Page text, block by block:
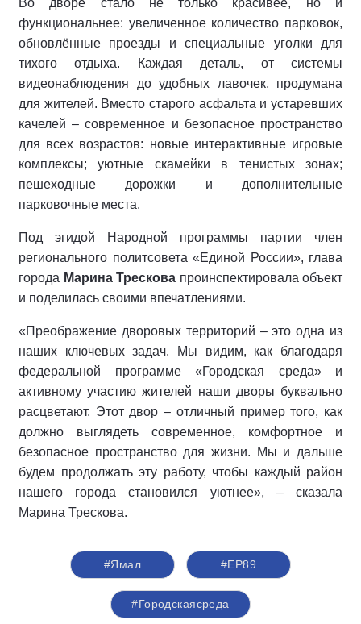
Во дворе стало не только красивее, но и
функциональнее: увеличенное количество парковок,
обновлённые проезды и специальные уголки для
тихого отдыха. Каждая деталь, от системы
видеонаблюдения до удобных лавочек, продумана
для жителей. Вместо старого асфальта и устаревших
качелей – современное и безопасное пространство
для всех возрастов: новые интерактивные игровые
комплексы; уютные скамейки в тенистых зонах;
пешеходные дорожки и дополнительные
парковочные места.
Под эгидой Народной программы партии член
регионального политсовета «Единой России», глава
города Марина Трескова проинспектировала объект
и поделилась своими впечатлениями.
«Преображение дворовых территорий – это одна из
наших ключевых задач. Мы видим, как благодаря
федеральной программе «Городская среда» и
активному участию жителей наши дворы буквально
расцветают. Этот двор – отличный пример того, как
должно выглядеть современное, комфортное и
безопасное пространство для жизни. Мы и дальше
будем продолжать эту работу, чтобы каждый район
нашего города становился уютнее», – сказала
Марина Трескова.
#Ямал #ЕР89
#Городскаясреда